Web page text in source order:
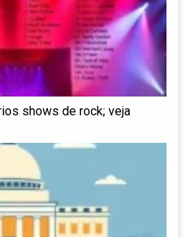
shows de rock; veja